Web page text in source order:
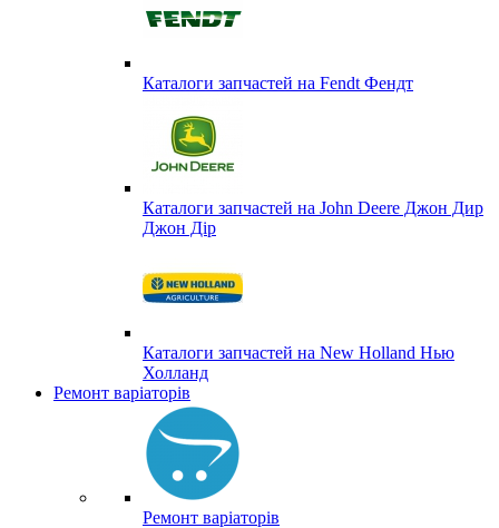
Каталоги запчастей на Fendt Фендт
Каталоги запчастей на John Deere Джон Дир
Джон Дір
Каталоги запчастей на New Holland Нью
Холланд
Ремонт варіаторів
Ремонт варіаторів